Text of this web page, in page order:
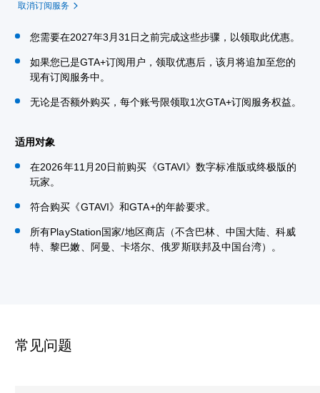
取消订阅服务
您需要在2027年3月31日之前完成这些步骤，以领取此优惠。
如果您已是GTA+订阅用户，领取优惠后，该月将追加至您的
现有订阅服务中。
无论是否额外购买，每个账号限领取1次GTA+订阅服务权益。
适用对象
在2026年11月20日前购买《GTAVI》数字标准版或终极版的
玩家。
符合购买《GTAVI》和GTA+的年龄要求。
所有PlayStation国家/地区商店（不含巴林、中国大陆、科威
特、黎巴嫩、阿曼、卡塔尔、俄罗斯联邦及中国台湾）。
常见问题